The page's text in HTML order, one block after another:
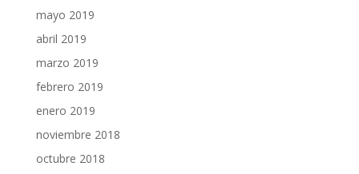
mayo 2019
abril 2019
marzo 2019
febrero 2019
enero 2019
noviembre 2018
octubre 2018